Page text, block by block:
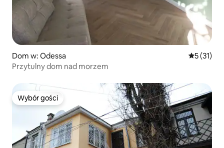
Dom w: Odessa Średnia
5 (31)
Przytulny dom nad morzem
Wybór gości
Wybór gości